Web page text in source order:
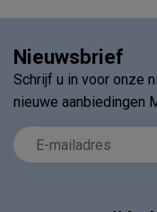
Nieuwsbrief
Schrijf u in voor onze
nieuwe aanbiedingen